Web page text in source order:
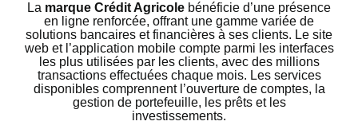
La marque Crédit Agricole bénéficie d’une présence
en ligne renforcée, offrant une gamme variée de
solutions bancaires et financières à ses clients. Le site
web et l’application mobile compte parmi les interfaces
les plus utilisées par les clients, avec des millions
transactions effectuées chaque mois. Les services
disponibles comprennent l’ouverture de comptes, la
gestion de portefeuille, les prêts et les
investissements.